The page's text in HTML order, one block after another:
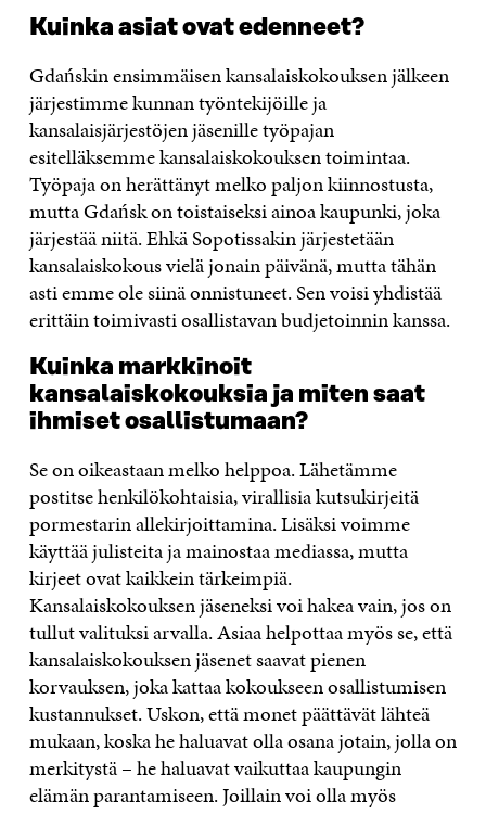
Kuinka asiat ovat edenneet?
Gdańskin ensimmäisen kansalaiskokouksen jälkeen
järjestimme kunnan työntekijöille ja
kansalaisjärjestöjen jäsenille työpajan
esitelläksemme kansalaiskokouksen toimintaa.
Työpaja on herättänyt melko paljon kiinnostusta,
mutta Gdańsk on toistaiseksi ainoa kaupunki, joka
järjestää niitä. Ehkä Sopotissakin järjestetään
kansalaiskokous vielä jonain päivänä, mutta tähän
asti emme ole siinä onnistuneet. Sen voisi yhdistää
erittäin toimivasti osallistavan budjetoinnin kanssa.
Kuinka markkinoit
kansalaiskokouksia ja miten saat
ihmiset osallistumaan?
Se on oikeastaan melko helppoa. Lähetämme
postitse henkilökohtaisia, virallisia kutsukirjeitä
pormestarin allekirjoittamina. Lisäksi voimme
käyttää julisteita ja mainostaa mediassa, mutta
kirjeet ovat kaikkein tärkeimpiä.
Kansalaiskokouksen jäseneksi voi hakea vain, jos on
tullut valituksi arvalla. Asiaa helpottaa myös se, että
kansalaiskokouksen jäsenet saavat pienen
korvauksen, joka kattaa kokoukseen osallistumisen
kustannukset. Uskon, että monet päättävät lähteä
mukaan, koska he haluavat olla osana jotain, jolla on
merkitystä – he haluavat vaikuttaa kaupungin
elämän parantamiseen. Joillain voi olla myös